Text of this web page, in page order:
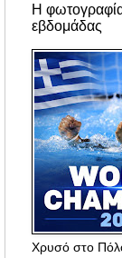
Η
εβδομάδας
Χρυσό στο